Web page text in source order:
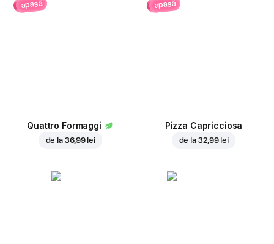
apasă
Quattro Formaggi
de la 36,99 lei
apasă
Pizza Capricciosa
de la 32,99 lei